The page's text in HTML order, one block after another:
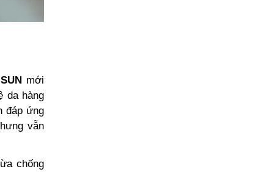
mới
da hàng
đáp ứng
vẫn
chống